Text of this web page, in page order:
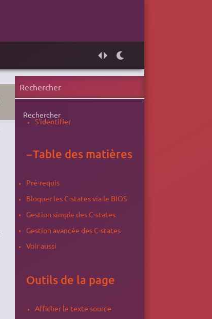
Rechercher
S'identifier
−Table des matières
Pré-requis
Bloquer les C-states via le BIOS
Gestion simple des C-states
Gestion avancée des C-states
Voir aussi
Outils de la page
Afficher le texte source